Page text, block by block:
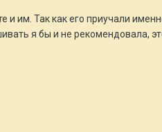
и им. Так как его приучали
я бы и не рекомендовала,